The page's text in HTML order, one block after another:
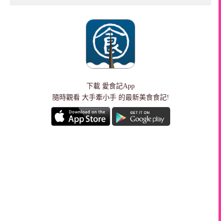
下載 愛食記App
隨時觀看 大手牽小手 的最新美食食記!